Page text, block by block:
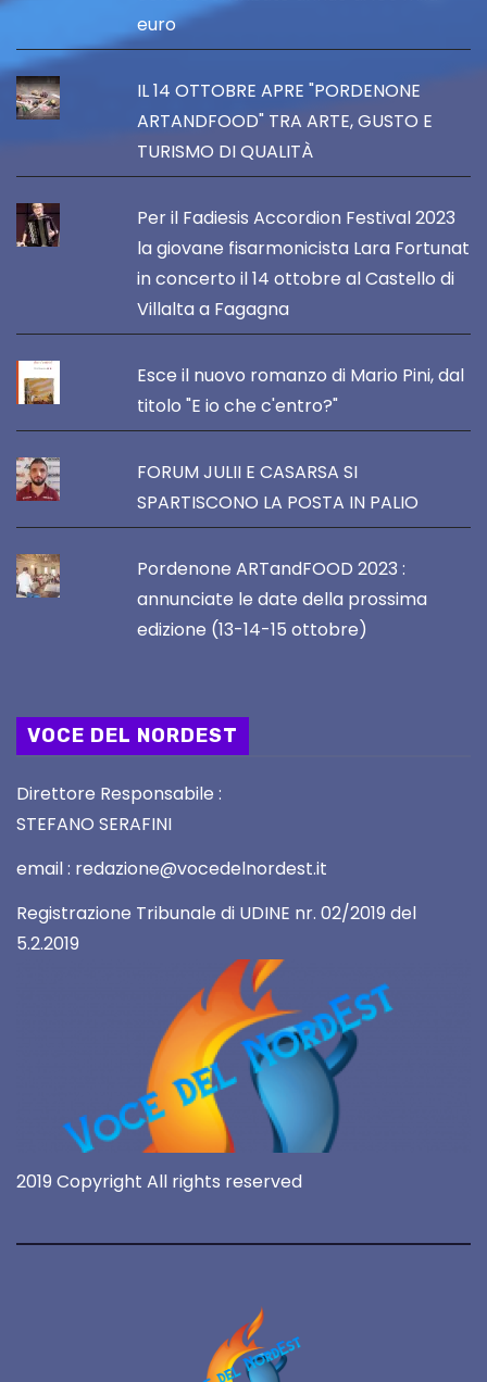
euro
IL 14 OTTOBRE APRE "PORDENONE
ARTANDFOOD" TRA ARTE, GUSTO E
TURISMO DI QUALITÀ
Per il Fadiesis Accordion Festival 2023
la giovane fisarmonicista Lara Fortunat
in concerto il 14 ottobre al Castello di
Villalta a Fagagna
Esce il nuovo romanzo di Mario Pini, dal
titolo "E io che c'entro?"
FORUM JULII E CASARSA SI
SPARTISCONO LA POSTA IN PALIO
Pordenone ARTandFOOD 2023 :
annunciate le date della prossima
edizione (13-14-15 ottobre)
VOCE DEL NORDEST
Direttore Responsabile :
STEFANO SERAFINI
email : redazione@vocedelnordest.it
Registrazione Tribunale di UDINE nr. 02/2019 del
5.2.2019
2019 Copyright All rights reserved